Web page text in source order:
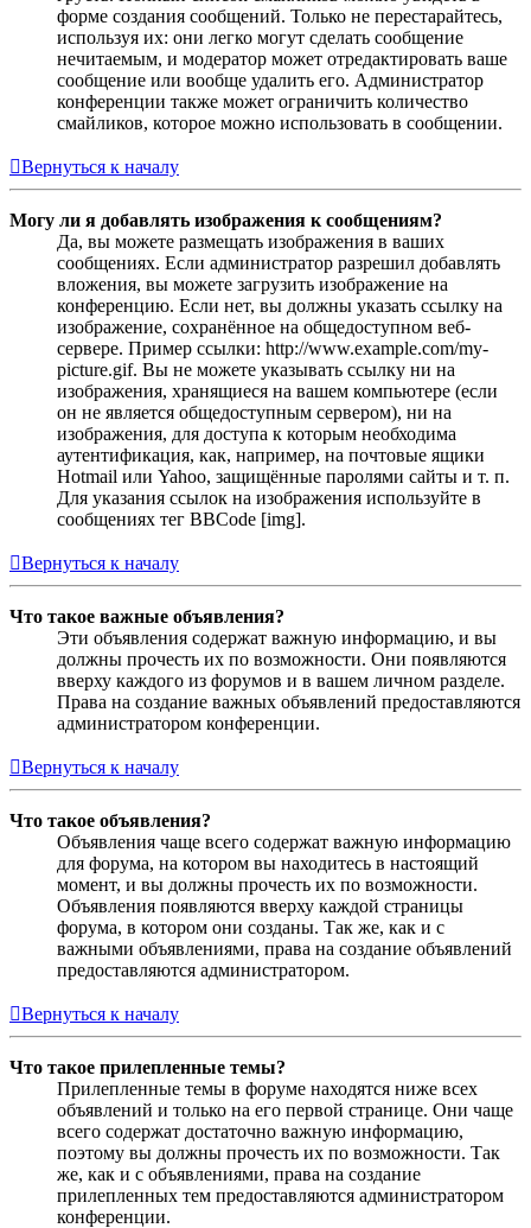
форме создания сообщений. Только не перестарайтесь,
используя их: они легко могут сделать сообщение
нечитаемым, и модератор может отредактировать ваше
сообщение или вообще удалить его. Администратор
конференции также может ограничить количество
смайликов, которое можно использовать в сообщении.
Вернуться к началу
Могу ли я добавлять изображения к сообщениям?
Да, вы можете размещать изображения в ваших
сообщениях. Если администратор разрешил добавлять
вложения, вы можете загрузить изображение на
конференцию. Если нет, вы должны указать ссылку на
изображение, сохранённое на общедоступном веб-
сервере. Пример ссылки: http://www.example.com/my-
picture.gif. Вы не можете указывать ссылку ни на
изображения, хранящиеся на вашем компьютере (если
он не является общедоступным сервером), ни на
изображения, для доступа к которым необходима
аутентификация, как, например, на почтовые ящики
Hotmail или Yahoo, защищённые паролями сайты и т. п.
Для указания ссылок на изображения используйте в
сообщениях тег BBCode [img].
Вернуться к началу
Что такое важные объявления?
Эти объявления содержат важную информацию, и вы
должны прочесть их по возможности. Они появляются
вверху каждого из форумов и в вашем личном разделе.
Права на создание важных объявлений предоставляются
администратором конференции.
Вернуться к началу
Что такое объявления?
Объявления чаще всего содержат важную информацию
для форума, на котором вы находитесь в настоящий
момент, и вы должны прочесть их по возможности.
Объявления появляются вверху каждой страницы
форума, в котором они созданы. Так же, как и с
важными объявлениями, права на создание объявлений
предоставляются администратором.
Вернуться к началу
Что такое прилепленные темы?
Прилепленные темы в форуме находятся ниже всех
объявлений и только на его первой странице. Они чаще
всего содержат достаточно важную информацию,
поэтому вы должны прочесть их по возможности. Так
же, как и с объявлениями, права на создание
прилепленных тем предоставляются администратором
конференции.